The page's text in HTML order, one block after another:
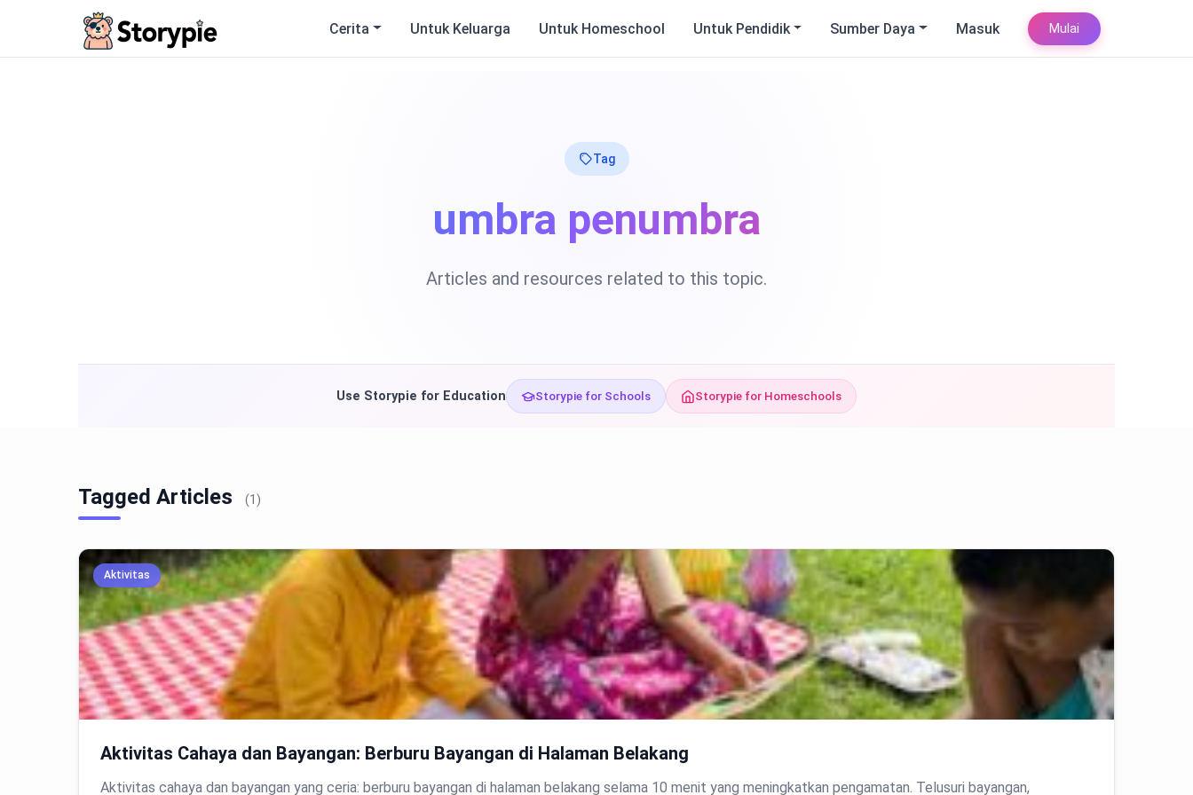
Cerita Untuk Keluarga Untuk Homeschool Untuk Pendidik Sumber Daya Masuk Mulai
Tag
umbra penumbra
Articles and resources related to this topic.
Use Storypie for Education Storypie for Schools Storypie for Homeschools
Tagged Articles (1)
Aktivitas
Aktivitas Cahaya dan Bayangan: Berburu Bayangan di Halaman Belakang
Aktivitas cahaya dan bayangan yang ceria: berburu bayangan di halaman belakang selama 10 menit yang meningkatkan pengamatan. Telusuri bayangan,